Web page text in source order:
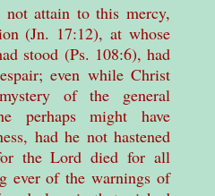
attain to this mercy,
(Jn. 17:12), at whose
stood (Ps. 108:6), had
even while Christ
of the general
perhaps might have
had he not hastened
the Lord died for all
ever of the warnings of